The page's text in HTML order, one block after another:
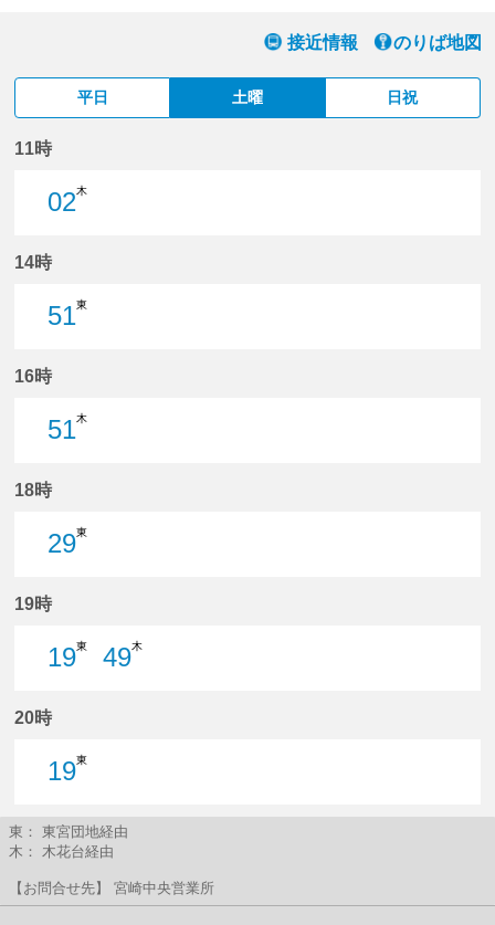
接近情報 のりば地図
平日 土曜 日祝
11時
02木
14時
51東
16時
51木
18時
29東
19時
19東
49木
20時
19東
東： 東宮団地経由
木： 木花台経由
【お問合せ先】 宮崎中央営業所